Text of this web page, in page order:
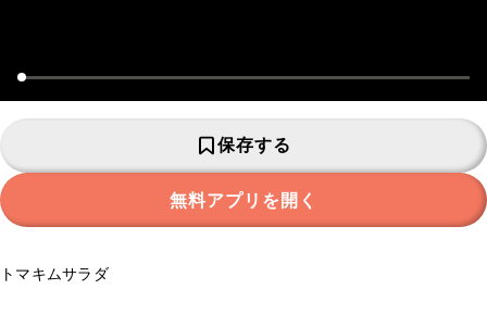
保存する
無料アプリを開く
トマキムサラダ